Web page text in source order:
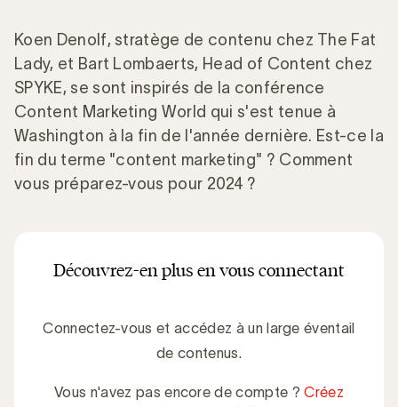
Koen Denolf, stratège de contenu chez The Fat
Lady, et Bart Lombaerts, Head of Content chez
SPYKE, se sont inspirés de la conférence
Content Marketing World qui s'est tenue à
Washington à la fin de l'année dernière. Est-ce la
fin du terme "content marketing" ? Comment
vous préparez-vous pour 2024 ?
Découvrez-en plus en vous connectant
Connectez-vous et accédez à un large éventail
de contenus.
Vous n'avez pas encore de compte ?Créez